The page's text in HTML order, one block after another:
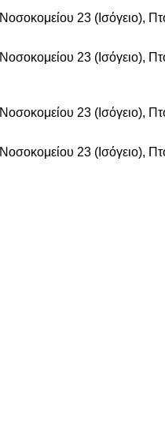
Νοσοκομείου 23 (Ισόγειο),
Νοσοκομείου 23 (Ισόγειο),
Νοσοκομείου 23 (Ισόγειο),
Νοσοκομείου 23 (Ισόγειο),